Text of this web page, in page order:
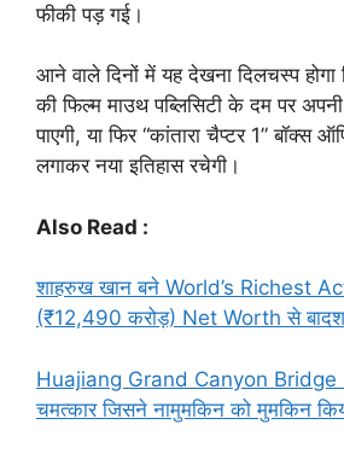
फीकी पड़ गई।
आने वाले दिनों में यह देखना दिलचस्प होगा
की फिल्म माउथ पब्लिसिटी के दम पर
पाएगी, या फिर “कांतारा चैप्टर 1” बॉक्स
लगाकर नया इतिहास रचेगी।
Also Read :
शाहरुख खान बने World’s Richest
(₹12,490 करोड़) Net Worth से
Huajiang Grand Canyon Bridge :
चमत्कार जिसने नामुमकिन को मुमकिन